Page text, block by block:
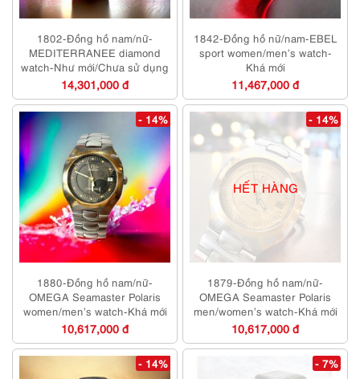
1802-Đồng hồ nam/nữ-
MEDITERRANEE diamond
watch-Như mới/Chưa sử dụng
14,301,000 đ
1842-Đồng hồ nữ/nam-EBEL
sport women/men’s watch-
Khá mới
11,467,000 đ
- 14%
1880-Đồng hồ nam/nữ-
OMEGA Seamaster Polaris
women/men’s watch-Khá mới
10,617,000 đ
HẾT HÀNG
- 14%
1879-Đồng hồ nam/nữ-
OMEGA Seamaster Polaris
men/women’s watch-Khá mới
10,617,000 đ
- 14% - 7%